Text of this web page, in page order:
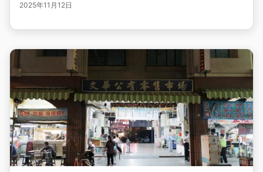
2025年11月12日